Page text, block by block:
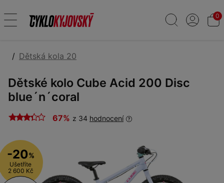
0
Dětská kola 20
Dětské kolo Cube Acid 200 Disc
blue´n´coral
67% z 34 hodnocení
-20%
Ušetříte
2 600 Kč